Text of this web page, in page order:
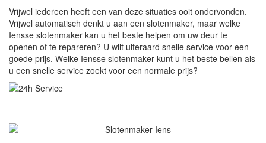
Vrijwel iedereen heeft een van deze situaties ooit ondervonden.
Vrijwel automatisch denkt u aan een slotenmaker, maar welke
Iensse slotenmaker kan u het beste helpen om uw deur te
openen of te repareren? U wilt uiteraard snelle service voor een
goede prijs. Welke Iensse slotenmaker kunt u het beste bellen als
u een snelle service zoekt voor een normale prijs?